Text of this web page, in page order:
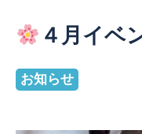
４月イベ
お知らせ